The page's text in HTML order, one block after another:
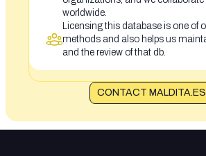
worldwide.
Licensing this database is one of
methods and also helps us
and the review of that db.
CONTACT MALDITA.ES